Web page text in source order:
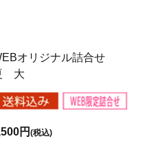
オリジナル詰合せ
大
円(税込)